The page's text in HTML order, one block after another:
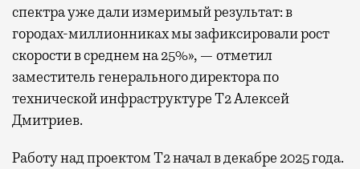
спектра уже дали измеримый результат: в
городах-миллионниках мы зафиксировали рост
скорости в среднем на 25%», — отметил
заместитель генерального директора по
технической инфраструктуре Т2 Алексей
Дмитриев.
Работу над проектом Т2 начал в декабре 2025 года.